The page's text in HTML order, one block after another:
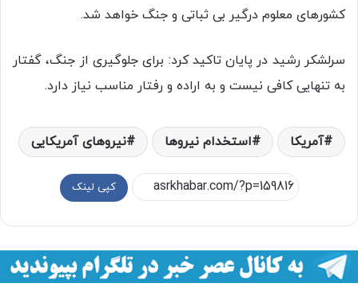
کشورهای معلوم درگیر بی ثباتی و جنگ خواهد شد.
سرلشکر رشید در پایان تاکید کرد: برای جلوگیری از جنگ، گفتار
به تنهایی کافی نیست و به اراده و رفتار مناسب نیاز دارد.
آمریکا استخدام نیروها نیروهای آمریکایی
کپی لینک